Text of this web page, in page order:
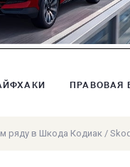
ПРАВОВАЯ
ряду в Шкода Кодиак /